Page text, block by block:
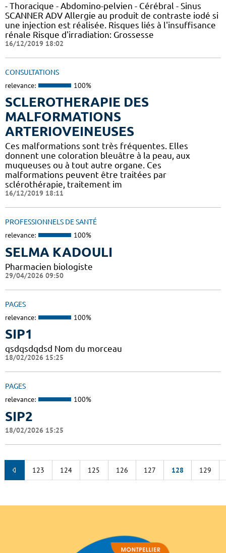
- Thoracique - Abdomino-pelvien - Cérébral - Sinus
SCANNER ADV Allergie au produit de contraste iodé si
une injection est réalisée. Risques liés à l'insuffisance
rénale Risque d'irradiation: Grossesse
16/12/2019 18:02
CONSULTATIONS
relevance: 100%
SCLEROTHERAPIE DES
MALFORMATIONS
ARTERIOVEINEUSES
Ces malformations sont très fréquentes. Elles
donnent une coloration bleuâtre à la peau, aux
muqueuses ou à tout autre organe. Ces
malformations peuvent être traitées par
sclérothérapie, traitement im
16/12/2019 18:11
PROFESSIONNELS DE SANTÉ
relevance: 100%
SELMA KADOULI
Pharmacien biologiste
29/04/2026 09:50
PAGES
relevance: 100%
SIP1
qsdqsdqdsd Nom du morceau
18/02/2026 15:25
PAGES
relevance: 100%
SIP2
18/02/2026 15:25
123 124 125 126 127 128 129